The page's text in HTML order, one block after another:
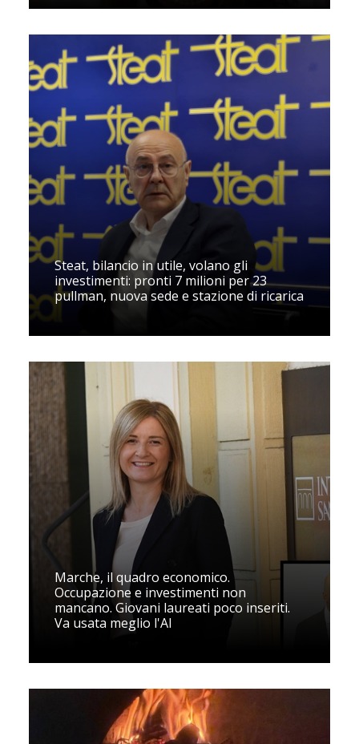
Steat, bilancio in utile, volano gli
investimenti: pronti 7 milioni per 23
pullman, nuova sede e stazione di ricarica
Marche, il quadro economico.
Occupazione e investimenti non
mancano. Giovani laureati poco inseriti.
Va usata meglio l'AI